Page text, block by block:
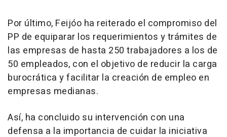
Por último, Feijóo ha reiterado el compromiso del
PP de equiparar los requerimientos y trámites de
las empresas de hasta 250 trabajadores a los de
50 empleados, con el objetivo de reducir la carga
burocrática y facilitar la creación de empleo en
empresas medianas.
Así, ha concluido su intervención con una
defensa a la importancia de cuidar la iniciativa